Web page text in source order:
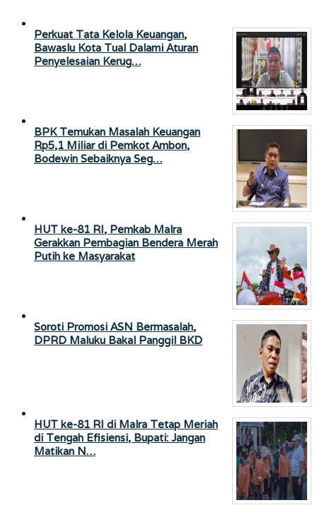
Perkuat Tata Kelola Keuangan,
Bawaslu Kota Tual Dalami Aturan
Penyelesaian Kerug…
BPK Temukan Masalah Keuangan
Rp5,1 Miliar di Pemkot Ambon,
Bodewin Sebaiknya Seg…
HUT ke-81 RI, Pemkab Malra
Gerakkan Pembagian Bendera Merah
Putih ke Masyarakat
Soroti Promosi ASN Bermasalah,
DPRD Maluku Bakal Panggil BKD
HUT ke-81 RI di Malra Tetap Meriah
di Tengah Efisiensi, Bupati: Jangan
Matikan N…